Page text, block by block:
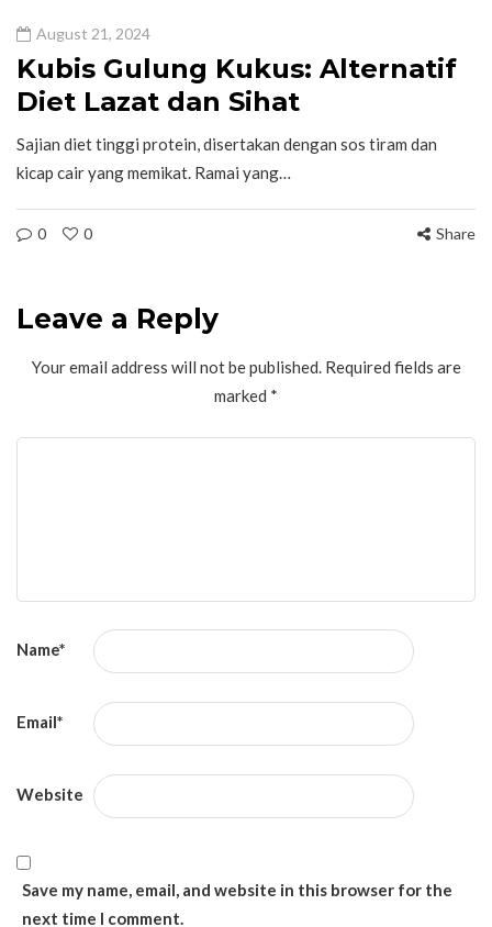
August 21, 2024
Kubis Gulung Kukus: Alternatif
Diet Lazat dan Sihat
Sajian diet tinggi protein, disertakan dengan sos tiram dan
kicap cair yang memikat. Ramai yang…
0 0 Share
Leave a Reply
Your email address will not be published. Required fields are
marked *
Name*
Email*
Website
Save my name, email, and website in this browser for the
next time I comment.